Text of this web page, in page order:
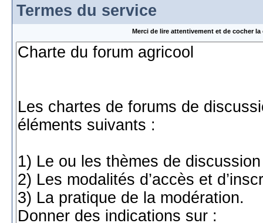
Termes du service
Merci de lire attentivement et de cocher